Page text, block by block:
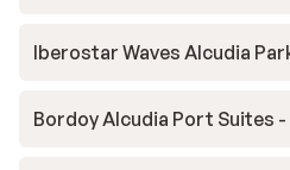
Iberostar Waves Alcudia
Bordoy Alcudia Port Suites